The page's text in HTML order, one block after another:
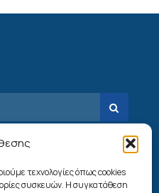
τεχνολογίες όπως cookies
συσκευών. Η συγκατάθεση